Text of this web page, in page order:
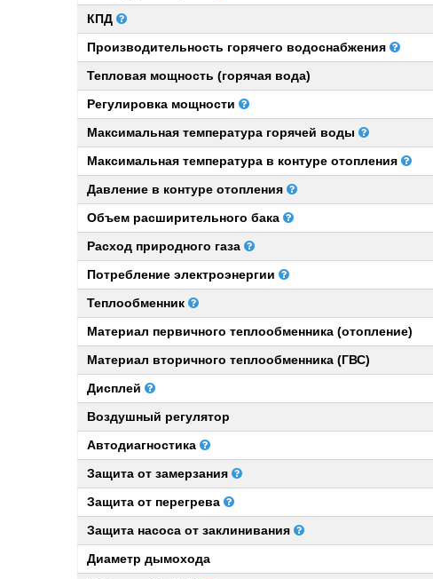
КПД
Производительность горячего водоснабжения
Тепловая мощность (горячая вода)
Регулировка мощности
Максимальная температура горячей воды
Максимальная температура в контуре отопления
Давление в контуре отопления
Объем расширительного бака
Расход природного газа
Потребление электроэнергии
Теплообменник
Материал первичного теплообменника (отопление)
Материал вторичного теплообменника (ГВС)
Дисплей
Воздушный регулятор
Автодиагностика
Защита от замерзания
Защита от перегрева
Защита насоса от заклинивания
Диаметр дымохода